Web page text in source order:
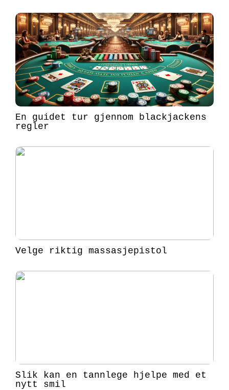
En guidet tur gjennom blackjackens
regler
Velge riktig massasjepistol
Slik kan en tannlege hjelpe med et
nytt smil